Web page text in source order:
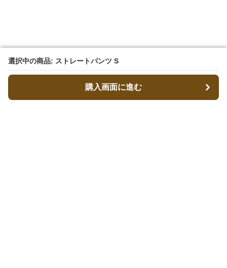
選択中の商品: ストレートパンツ S
購入画面に進む
選択中の商品: ストレートパンツ S
購入画面に進む